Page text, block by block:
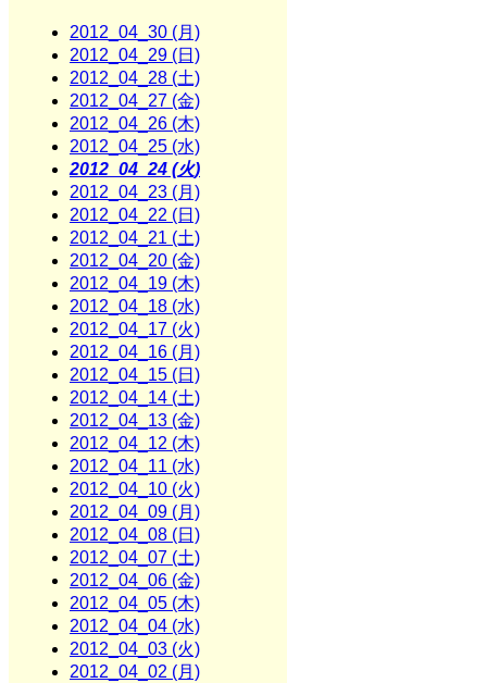
2012_04_30 (月)
2012_04_29 (日)
2012_04_28 (土)
2012_04_27 (金)
2012_04_26 (木)
2012_04_25 (水)
2012_04_24 (火)
2012_04_23 (月)
2012_04_22 (日)
2012_04_21 (土)
2012_04_20 (金)
2012_04_19 (木)
2012_04_18 (水)
2012_04_17 (火)
2012_04_16 (月)
2012_04_15 (日)
2012_04_14 (土)
2012_04_13 (金)
2012_04_12 (木)
2012_04_11 (水)
2012_04_10 (火)
2012_04_09 (月)
2012_04_08 (日)
2012_04_07 (土)
2012_04_06 (金)
2012_04_05 (木)
2012_04_04 (水)
2012_04_03 (火)
2012_04_02 (月)